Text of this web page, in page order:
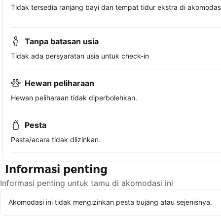
Tidak tersedia ranjang bayi dan tempat tidur ekstra di
Tanpa batasan usia
Tidak ada persyaratan usia untuk check-in
Hewan peliharaan
Hewan peliharaan tidak diperbolehkan.
Pesta
Pesta/acara tidak diizinkan.
Informasi penting
Informasi penting untuk tamu di akomodasi ini
Akomodasi ini tidak mengizinkan pesta bujang atau sejenisnya.